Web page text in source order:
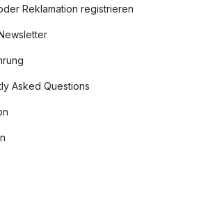
Reklamation registrieren
Asked Questions